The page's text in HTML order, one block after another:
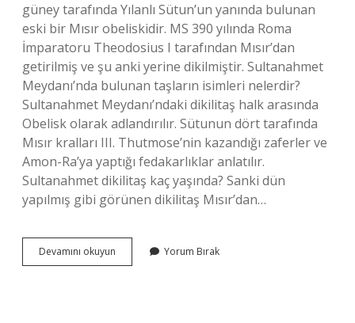
güney tarafında Yılanlı Sütun’un yanında bulunan
eski bir Mısır obeliskidir. MS 390 yılında Roma
İmparatoru Theodosius I tarafından Mısır’dan
getirilmiş ve şu anki yerine dikilmiştir. Sultanahmet
Meydanı’nda bulunan taşların isimleri nelerdir?
Sultanahmet Meydanı’ndaki dikilitaş halk arasında
Obelisk olarak adlandırılır. Sütunun dört tarafında
Mısır kralları III. Thutmose’nin kazandığı zaferler ve
Amon-Ra’ya yaptığı fedakarlıklar anlatılır.
Sultanahmet dikilitaş kaç yaşında? Sanki dün
yapılmış gibi görünen dikilitaş Mısır’dan…
Devamını okuyun Sultanahmette
Kaç
Yorum Bırak